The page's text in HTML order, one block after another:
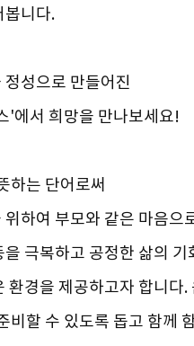
봅니다.
성으로 만들어진
'에서 희망을 만나보세요!
하는 단어로써
하여 부모와 같은 마음으
극복하고 공정한 삶의 기
환경을 제공하고자 합니다.
비할 수 있도록 돕고 함께